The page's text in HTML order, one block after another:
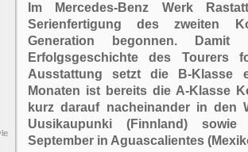
Im Mercedes-Benz Werk
Serienfertigung des zweiten
Generation begonnen. Damit
Erfolgsgeschichte des Tourers
Ausstattung setzt die B-Klasse
Monaten ist bereits die A-Klasse
kurz darauf nacheinander in den
Uusikaupunki (Finnland)
September in Aguascalientes